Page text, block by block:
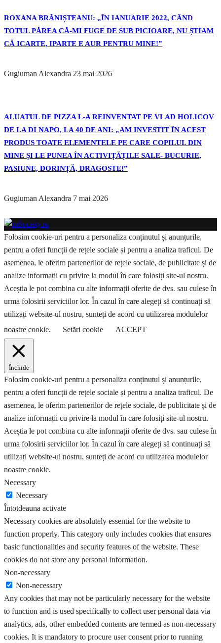
ROXANA BRĂNIȘTEANU: „ÎN IANUARIE 2022, CÂND
TOTUL PĂREA CĂ-MI FUGE DE SUB PICIOARE, NU ȘTIAM
CĂ ICARTE, IPARTE E AUR PENTRU MINE!”
Gugiuman Alexandra 23 mai 2026
ALUATUL DE PIZZA L-A REINVENTAT PE VLAD HOLICOV
DE LA DI NAPO, LA 40 DE ANI: „AM INVESTIT ÎN ACEST
PRODUS TOATE ELEMENTELE PE CARE COPILUL DIN
MINE ȘI LE PUNEA ÎN ACTIVIȚĂȚILE SALE- BUCURIE,
PASIUNE, DORINȚĂ, DRAGOSTE!”
Gugiuman Alexandra 7 mai 2026
Folosim cookie-uri pentru a personaliza conținutul și anunțurile,
pentru a oferi funcții de rețele sociale și pentru a analiza traficul. De
asemenea, le oferim partenerilor de rețele sociale, de publicitate și de
analize informații cu privire la modul în care folosiți site-ul nostru.
Aceștia le pot combina cu alte informații oferite de dvs. sau culese în
urma folosirii serviciilor lor. În cazul în care alegeți să continuați să
utilizați website-ul nostru, sunteți de acord cu utilizarea modulelor
noastre cookie.
Setări cookie ACCEPT
Închide
Folosim cookie-uri pentru a personaliza conținutul și anunțurile,
pentru a oferi funcții de rețele sociale și pentru a analiza traficul. De
asemenea, le oferim partenerilor de rețele sociale, de publicitate și de
analize informații cu privire la modul în care folosiți site-ul nostru.
Aceștia le pot combina cu alte informații oferite de dvs. sau culese în
urma folosirii serviciilor lor. În cazul în care alegeți să continuați să
utilizați website-ul nostru, sunteți de acord cu utilizarea modulelor
noastre cookie.
Necessary
Necessary
Întotdeauna activate
Necessary cookies are absolutely essential for the website to
function properly. This category only includes cookies that ensures
basic functionalities and security features of the website. These
cookies do not store any personal information.
Non-necessary
Non-necessary
Any cookies that may not be particularly necessary for the website
to function and is used specifically to collect user personal data via
analytics, ads, other embedded contents are termed as non-necessary
cookies. It is mandatory to procure user consent prior to running